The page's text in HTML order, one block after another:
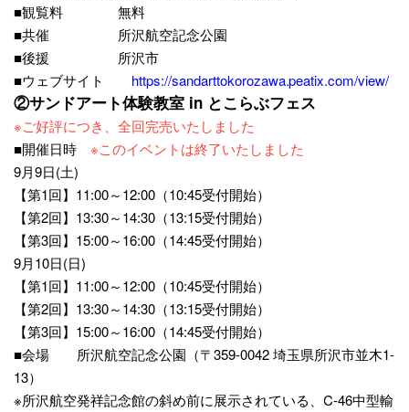
■観覧料 無料
■共催 所沢航空記念公園
■後援 所沢市
■ウェブサイト https://sandarttokorozawa.peatix.com/view/
②サンドアート体験教室 in とこらぶフェス
※ご好評につき、全回完売いたしました
■開催日時 ※このイベントは終了いたしました
9月9日(土)
【第1回】11:00～12:00（10:45受付開始）
【第2回】13:30～14:30（13:15受付開始）
【第3回】15:00～16:00（14:45受付開始）
9月10日(日)
【第1回】11:00～12:00（10:45受付開始）
【第2回】13:30～14:30（13:15受付開始）
【第3回】15:00～16:00（14:45受付開始）
■会場 所沢航空記念公園（〒359-0042 埼玉県所沢市並木1-
13）
※所沢航空発祥記念館の斜め前に展示されている、C-46中型輸